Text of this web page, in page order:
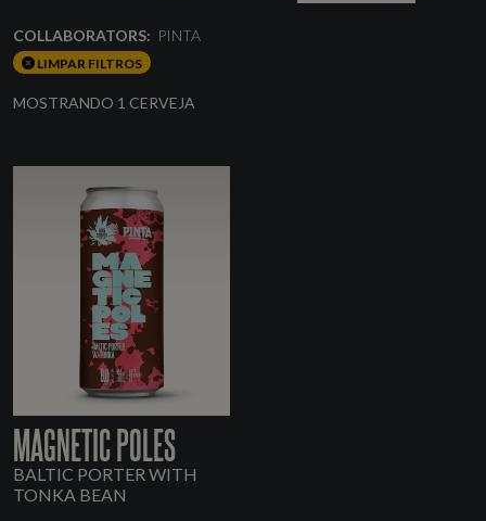
COLLABORATORS: PINTA
LIMPAR FILTROS
MOSTRANDO 1 CERVEJA
MAGNETIC POLES
BALTIC PORTER WITH
TONKA BEAN